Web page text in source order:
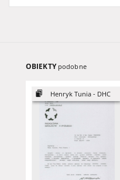
OBIEKTY podobne
Henryk Tunia - DHC